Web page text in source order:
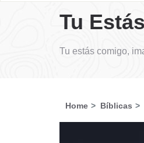
Tu
Tu estás comigo,
Home Bíblicas